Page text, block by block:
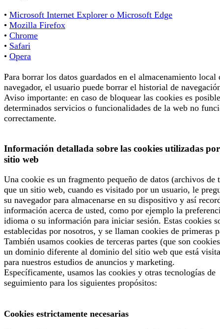
• Microsoft Internet Explorer o Microsoft Edge
• Mozilla Firefox
• Chrome
• Safari
• Opera
Para borrar los datos guardados en el almacenamiento local
navegador, el usuario puede borrar el historial de
Aviso importante: en caso de bloquear las cookies es
determinados servicios o funcionalidades de la web no
correctamente.
Información detallada sobre las cookies utilizadas por
sitio web
Una cookie es un fragmento pequeño de datos (archivos de
que un sitio web, cuando es visitado por un usuario, le
su navegador para almacenarse en su dispositivo y así
información acerca de usted, como por ejemplo la
idioma o su información para iniciar sesión. Estas cookies
establecidas por nosotros, y se llaman cookies de primeras
También usamos cookies de terceras partes (que son
un dominio diferente al dominio del sitio web que está
para nuestros estudios de anuncios y marketing.
Específicamente, usamos las cookies y otras tecnologías de
seguimiento para los siguientes propósitos:
Cookies estrictamente necesarias